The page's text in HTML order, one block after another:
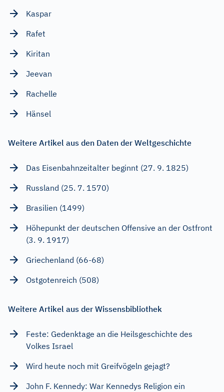
Kaspar
Rafet
Kiritan
Jeevan
Rachelle
Hänsel
Weitere Artikel aus den Daten der Weltgeschichte
Das Eisenbahnzeitalter beginnt (27. 9. 1825)
Russland (25. 7. 1570)
Brasilien (1499)
Höhepunkt der deutschen Offensive an der Ostfront
(3. 9. 1917)
Griechenland (66-68)
Ostgotenreich (508)
Weitere Artikel aus der Wissensbibliothek
Feste: Gedenktage an die Heilsgeschichte des
Volkes Israel
Wird heute noch mit Greifvögeln gejagt?
John F. Kennedy: War Kennedys Religion ein